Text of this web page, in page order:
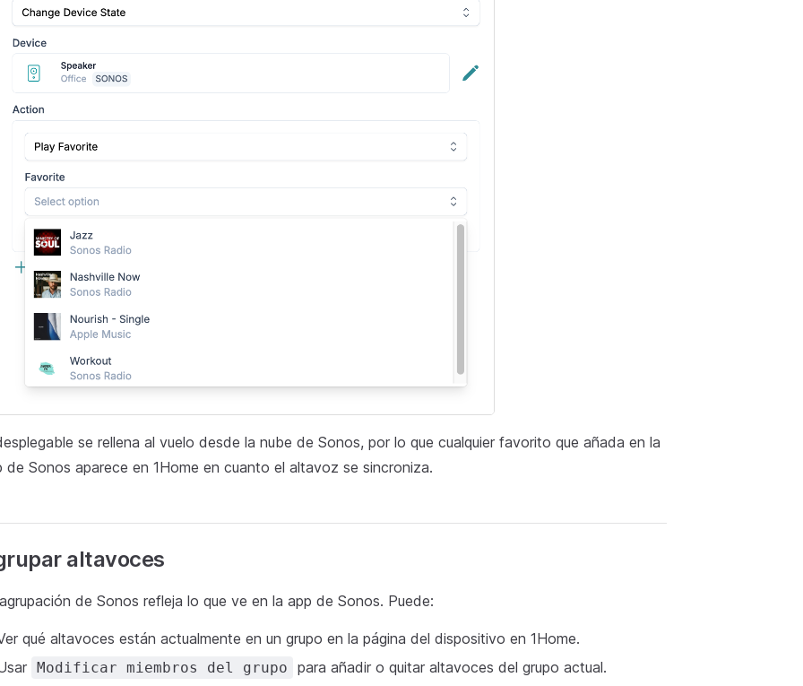
se rellena al vuelo desde la nube de Sonos, por lo que cualquier favorito que añada en la
de Sonos aparece en 1Home en cuanto el altavoz se sincroniza.
altavoces
de Sonos refleja lo que ve en la app de Sonos. Puede:
qué altavoces están actualmente en un grupo en la página del dispositivo en 1Home.
Modificar miembros del grupo
para añadir o quitar altavoces del grupo actual.